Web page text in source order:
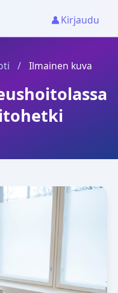
Kirjaudu
/ Ilmainen kuva